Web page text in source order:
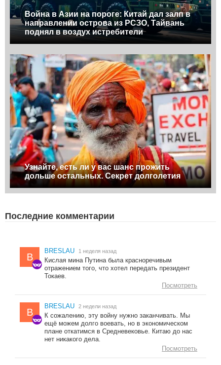
Война в Азии на пороге: Китай дал залп в
направлении острова из РСЗО, Тайвань
поднял в воздух истребители
Узнайте, есть ли у вас шанс прожить
дольше остальных. Секрет долголетия
Последние комментарии
B
BRESLAU 1 неделя назад
Кислая мина Путина была красноречивым
отражением того, что хотел передать президент
Токаев.
Посмотреть
B
BRESLAU 2 недели назад
К сожалению, эту войну нужно заканчивать. Мы
ещё можем долго воевать, но в экономическом
плане откатимся в Средневековье. Китаю до нас
нет никакого дела.
Посмотреть